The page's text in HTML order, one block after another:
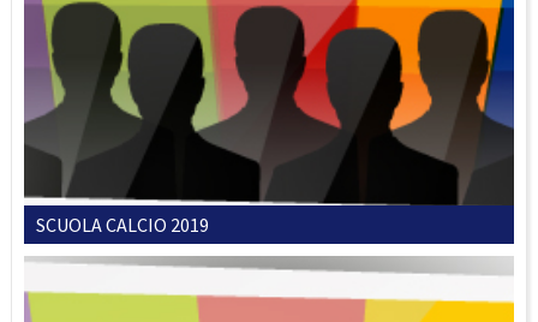
SCUOLA CALCIO 2019